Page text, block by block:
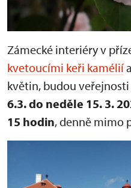
Zámecké interiéry v
kvetoucími keři kamélií
květin, budou veřejnosti
6.3. do neděle 15. 3.
15 hodin, denně mimo